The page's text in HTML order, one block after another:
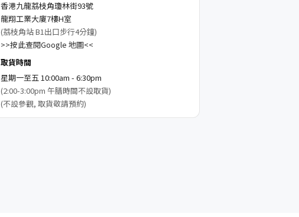
香港九龍荔枝角瓊林街93號
龍翔工業大廈7樓H室
(荔枝角站 B1出口步行4分鐘)
>>按此查閱Google 地圖<<
取貨時間
星期一至五 10:00am - 6:30pm
(2:00-3:00pm 午膳時間不設取貨)
(不設參觀, 取貨敬請預約)